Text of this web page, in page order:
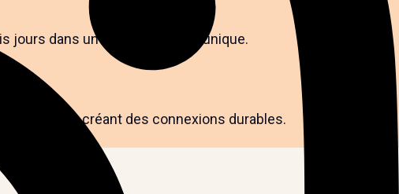
jours dans un cadre naturel et unique.
en créant des connexions durables.